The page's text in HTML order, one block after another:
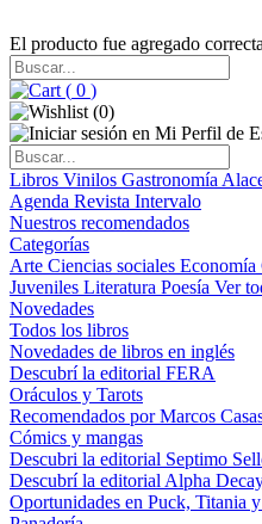
El producto fue agregado
( 0 )
(0)
Libros Vinilos Gastronomía
Agenda Revista Intervalo
Nuestros recomendados
Categorías
Arte Ciencias sociales Economía
Juveniles Literatura Poesía Ver
Novedades
Todos los libros
Novedades de libros en inglés
Descubrí la editorial FERA
Oráculos y Tarots
Recomendados por Marcos
Cómics y mangas
Descubri la editorial Septimo
Descubrí la editorial Alpha
Oportunidades en Puck, Titania